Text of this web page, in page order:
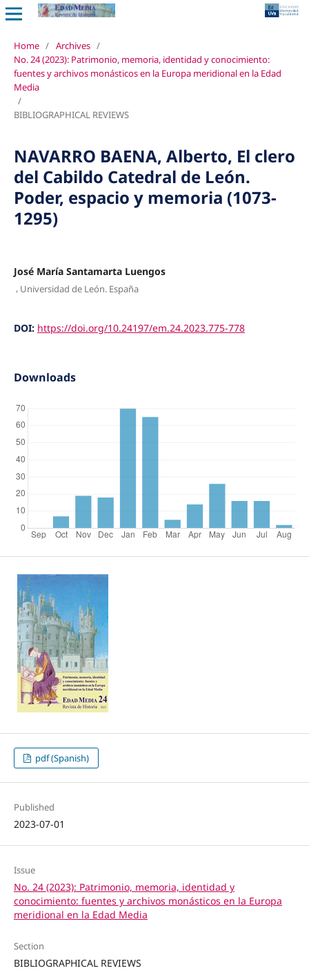
Home / Archives /
No. 24 (2023): Patrimonio, memoria, identidad y conocimiento:
fuentes y archivos monásticos en la Europa meridional en la Edad
Media
/
BIBLIOGRAPHICAL REVIEWS
NAVARRO BAENA, Alberto, El clero
del Cabildo Catedral de León.
Poder, espacio y memoria (1073-
1295)
José María Santamarta Luengos
, Universidad de León. España
DOI: https://doi.org/10.24197/em.24.2023.775-778
Downloads
pdf (Spanish)
Published
2023-07-01
Issue
No. 24 (2023): Patrimonio, memoria, identidad y
conocimiento: fuentes y archivos monásticos en la Europa
meridional en la Edad Media
Section
BIBLIOGRAPHICAL REVIEWS